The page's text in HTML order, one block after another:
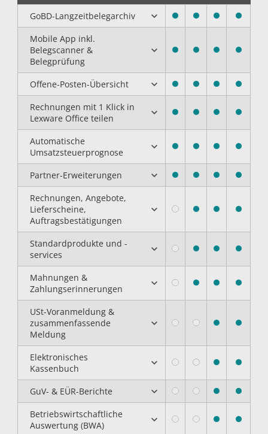
GoBD-Langzeitbelegarchiv
Mobile App inkl.
Belegscanner &
Belegprüfung
Offene-Posten-Übersicht
Rechnungen mit 1 Klick in
Lexware Office teilen
Automatische
Umsatzsteuerprognose
Partner-Erweiterungen
Rechnungen, Angebote,
Lieferscheine,
Auftragsbestätigungen
Standardprodukte und -
services
Mahnungen &
Zahlungserinnerungen
USt-Voranmeldung &
zusammenfassende
Meldung
Elektronisches
Kassenbuch
GuV- & EÜR-Berichte
Betriebswirtschaftliche
Auswertung (BWA)